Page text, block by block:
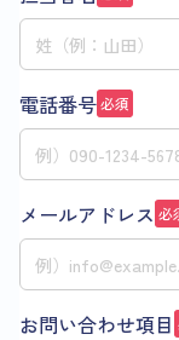
電話番号必須
メールアドレス 必
お問い合わせ項目